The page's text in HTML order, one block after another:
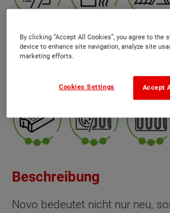
Beschreibung
Novo bedeutet nicht nur neu,
By clicking “Accept All Cookies”, you agree to the
device to enhance site navigation, analyze site
marketing efforts.
Accept
Cookies Settings